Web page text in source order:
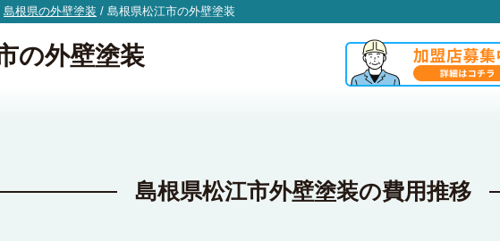
島根県の外壁塗装 / 島根県松江市の外壁塗装
の外壁塗装
島根県松江市外壁塗装の費用推移